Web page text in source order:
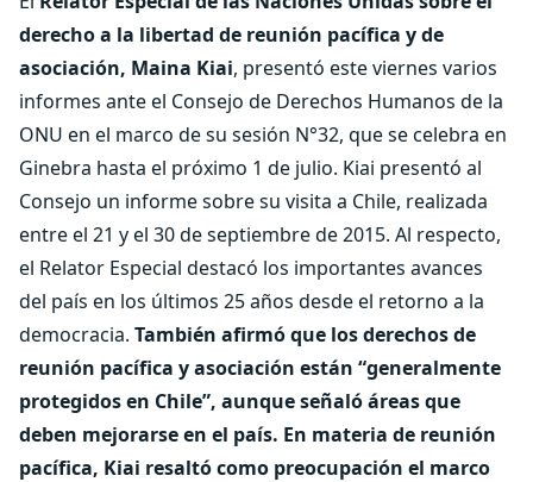
derecho a la libertad de reunión pacífica y de
asociación, Maina Kiai, presentó este viernes varios
informes ante el Consejo de Derechos Humanos de la
ONU en el marco de su sesión N°32, que se celebra en
Ginebra hasta el próximo 1 de julio. Kiai presentó al
Consejo un informe sobre su visita a Chile, realizada
entre el 21 y el 30 de septiembre de 2015. Al respecto,
el Relator Especial destacó los importantes avances
del país en los últimos 25 años desde el retorno a la
democracia. También afirmó que los derechos de
reunión pacífica y asociación están “generalmente
protegidos en Chile”, aunque señaló áreas que
deben mejorarse en el país. En materia de reunión
pacífica, Kiai resaltó como preocupación el marco